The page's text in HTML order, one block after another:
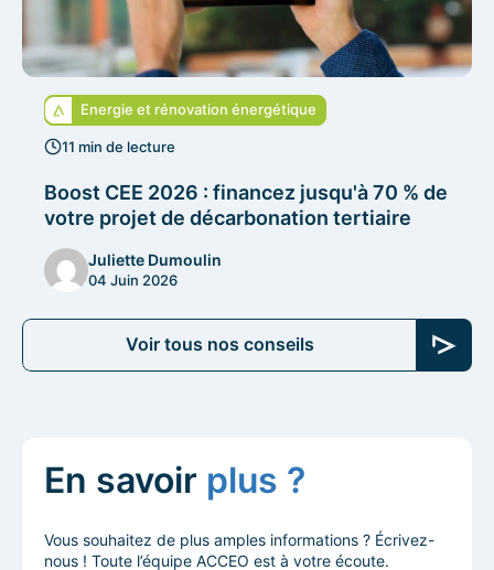
Energie et rénovation énergétique
11 min de lecture
Boost CEE 2026 : financez jusqu'à 70 % de
votre projet de décarbonation tertiaire
Juliette Dumoulin
04 Juin 2026
Voir tous nos conseils
En savoir plus ?
Vous souhaitez de plus amples informations ? Écrivez-
nous ! Toute l’équipe ACCEO est à votre écoute.